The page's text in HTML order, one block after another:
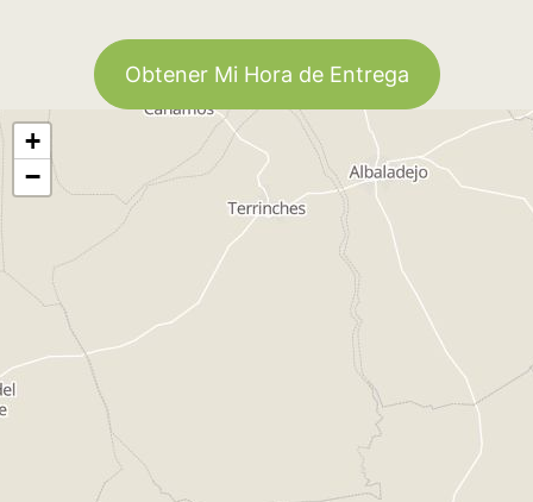
Obtener Mi Hora de Entrega
+
−